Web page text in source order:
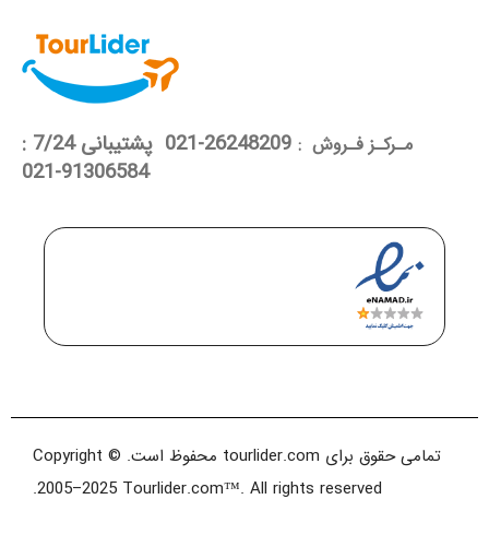
مـرکـز فـروش :
26248209-021 پشتیبانی 7/24 :
91306584-021
تمامی حقوق برای tourlider.com محفوظ است. Copyright ©
2005–2025 Tourlider.com™. All rights reserved.